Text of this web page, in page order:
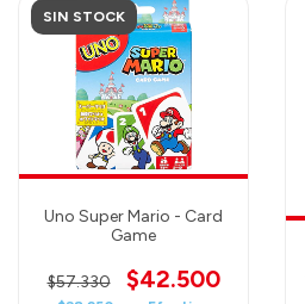
SIN STOCK
Uno Super Mario - Card
Game
$57.330 $42.500